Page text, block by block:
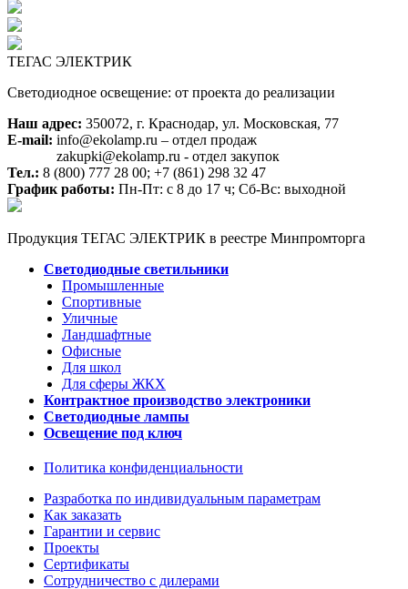
ТЕГАС ЭЛЕКТРИК
Светодиодное освещение: от проекта до реализации
Наш адрес: 350072, г. Краснодар, ул. Московская, 77
E-mail: info@ekolamp.ru – отдел продаж
zakupki@ekolamp.ru - отдел закупок
Тел.: 8 (800) 777 28 00; +7 (861) 298 32 47
График работы: Пн-Пт: с 8 до 17 ч; Сб-Вс: выходной
Продукция ТЕГАС ЭЛЕКТРИК в реестре Минпромторга
Светодиодные светильники
Промышленные
Спортивные
Уличные
Ландшафтные
Офисные
Для школ
Для сферы ЖКХ
Контрактное производство электроники
Светодиодные лампы
Освещение под ключ
Политика конфиденциальности
Разработка по индивидуальным параметрам
Как заказать
Гарантии и сервис
Проекты
Сертификаты
Сотрудничество с дилерами